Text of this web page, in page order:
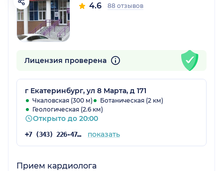
4.6 88 отзывов
Лицензия проверена
г Екатеринбург, ул 8 Марта, д 171
Чкаловская (300 м)
Ботаническая (2 км)
Геологическая (2.6 км)
Открыто до 20:00
+7 (343) 226-47-61 показать
Прием кардиолога